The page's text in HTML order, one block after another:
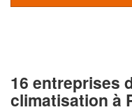
16 entreprises
climatisation à